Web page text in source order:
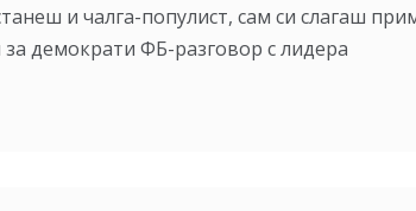
и чалга-популист, сам си слагаш
демократи ФБ-разговор с лидера